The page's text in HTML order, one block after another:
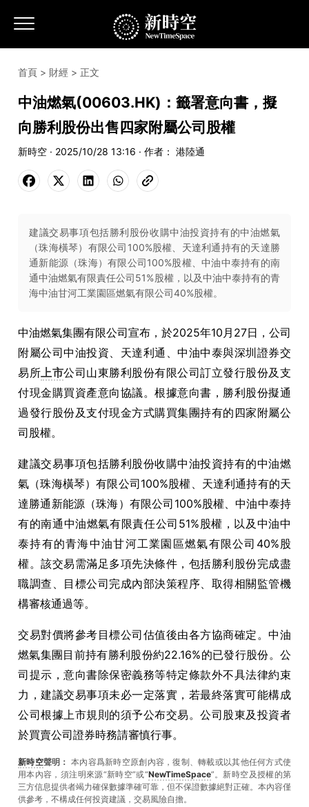
首頁 > 財經 > 正文
中油燃氣(00603.HK)：籤署意向書，擬
向勝利股份出售四家附屬公司股權
新時空 · 2025/10/28 13:16 · 作者： 港陸通
建議交易事項包括勝利股份收購中油投資持有的中油燃氣
（珠海橫琴）有限公司100%股權、天達利通持有的天達勝
通新能源（珠海）有限公司100%股權、中油中泰持有的南
通中油燃氣有限責任公司51%股權，以及中油中泰持有的青
海中油甘河工業園區燃氣有限公司40%股權。
中油燃氣集團有限公司宣布，於2025年10月27日，公司
附屬公司中油投資、天達利通、中油中泰與深圳證券交
易所上市公司山東勝利股份有限公司訂立發行股份及支
付現金購買資產意向協議。根據意向書，勝利股份擬通
過發行股份及支付現金方式購買集團持有的四家附屬公
司股權。
建議交易事項包括勝利股份收購中油投資持有的中油燃
氣（珠海橫琴）有限公司100%股權、天達利通持有的天
達勝通新能源（珠海）有限公司100%股權、中油中泰持
有的南通中油燃氣有限責任公司51%股權，以及中油中
泰持有的青海中油甘河工業園區燃氣有限公司40%股
權。該交易需滿足多項先決條件，包括勝利股份完成盡
職調查、目標公司完成內部決策程序、取得相關監管機
構審核通過等。
交易對價將參考目標公司估值後由各方協商確定。中油
燃氣集團目前持有勝利股份約22.16%的已發行股份。公
司提示，意向書除保密義務等特定條款外不具法律約束
力，建議交易事項未必一定落實，若最終落實可能構成
公司根據上市規則的須予公布交易。公司股東及投資者
於買賣公司證券時務請審慎行事。
新時空聲明： 本內容爲新時空原創內容，復制、轉載或以其他任何方式使
用本內容，須注明來源“新時空”或“NewTimeSpace”。新時空及授權的第
三方信息提供者竭力確保數據準確可靠，但不保證數據絕對正確。本內容僅
供參考，不構成任何投資建議，交易風險自擔。